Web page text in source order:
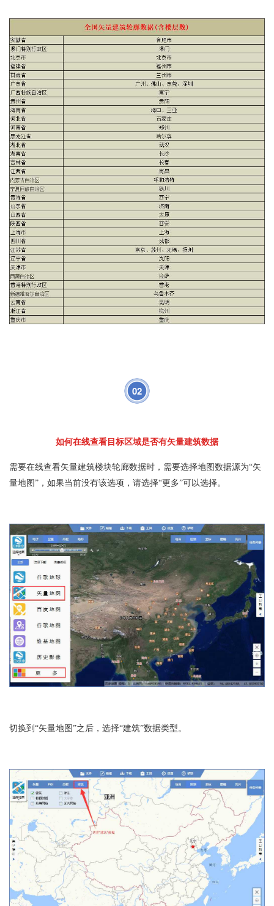
02
如何在线查看目标区域是否有矢量建筑数据
需要在线查看矢量建筑楼块轮廊数据时，需要选择地图数据源为“矢
量地图”，如果当前没有该选项，请选择“更多”可以选择。
切换到“矢量地图”之后，选择“建筑”数据类型。